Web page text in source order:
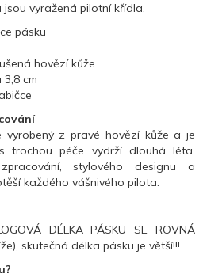
vyražená pilotní křídla.
pásku
hovězí kůže
cm
z pravé hovězí kůže a je
trochou péče vydrží dlouhá léta.
stylového designu a
každého vášnivého pilota.
DÉLKA PÁSKU SE ROVNÁ
skutečná délka pásku je větší!!!